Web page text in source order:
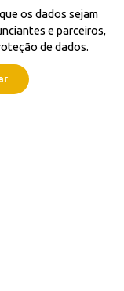
os dados sejam
e parceiros,
de dados.